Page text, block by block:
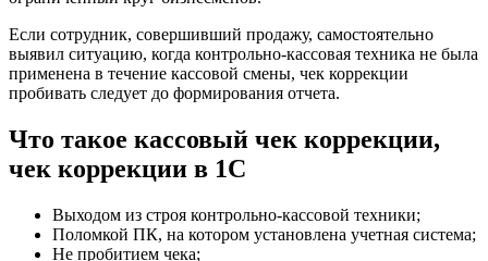
Если сотрудник, совершивший продажу, самостоятельно
выявил ситуацию, когда контрольно-кассовая техника не была
применена в течение кассовой смены, чек коррекции
пробивать следует до формирования отчета.
Что такое кассовый чек коррекции,
чек коррекции в 1С
Выходом из строя контрольно-кассовой техники;
Поломкой ПК, на котором установлена учетная система;
Не пробитием чека;